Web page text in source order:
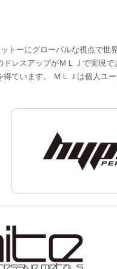
トーにグローバルな視点で
レスアップがＭＬＪで実現
ています。 ＭＬＪは個人ユ
J